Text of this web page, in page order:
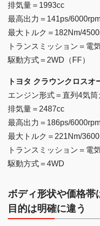
排気量＝1993cc
最高出力＝141ps/
最大トルク＝182Nm/
トランスミッション＝電
駆動方式＝2WD（FF）
トヨタ クラウンクロスオ
エンジン形式＝直列4気
排気量＝2487cc
最高出力＝186ps/
最大トルク＝221Nm/
トランスミッション＝電
駆動方式＝4WD
ボディ形状や価格帯
目的は明確に違う